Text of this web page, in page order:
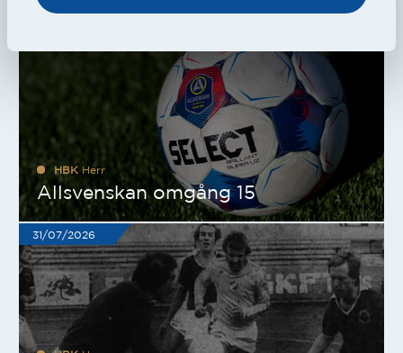
HBK Herr
Allsvenskan omgång 15
31/07/2026